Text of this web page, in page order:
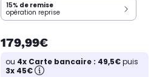
15% de remise
opération reprise
179,99€
ou 4x Carte bancaire : 49,5€puis
3x 45€